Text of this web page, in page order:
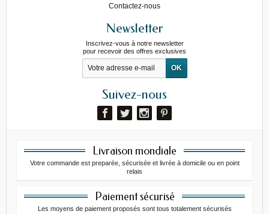
Contactez-nous
Newsletter
Inscrivez-vous à notre newsletter
pour recevoir des offres exclusives
Suivez-nous
Livraison mondiale
Votre commande est preparée, sécurisée et livrée à domicile ou en point
relais
Paiement sécurisé
Les moyens de paiement proposés sont tous totalement sécurisés